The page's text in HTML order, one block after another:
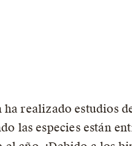
realizado estudios
las especies están